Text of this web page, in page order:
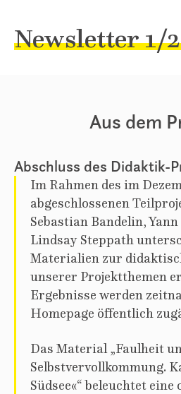
Newsletter 1/
Aus dem
Abschluss des Didaktik-
Im Rahmen des im
abgeschlossenen
Sebastian Bandelin,
Lindsay Steppath
Materialien zur
unserer Projektthemen
Ergebnisse werden
Homepage öffentlich
Das Material „Faulheit
Selbstvervollkommung.
Südsee«“ beleuchtet eine